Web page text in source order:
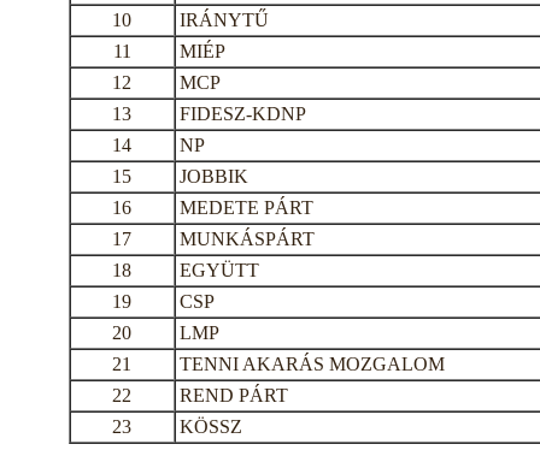
10
IRÁNYTŰ
11
MIÉP
12
MCP
13
FIDESZ-KDNP
14
NP
15
JOBBIK
16
MEDETE PÁRT
17
MUNKÁSPÁRT
18
EGYÜTT
19
CSP
20
LMP
21
TENNI AKARÁS MOZGALOM
22
REND PÁRT
23
KÖSSZ